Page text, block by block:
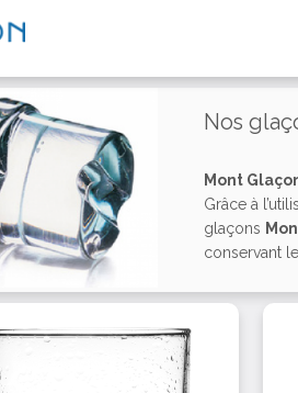
Nos
Mont
Grâce à
glaçons
conservant